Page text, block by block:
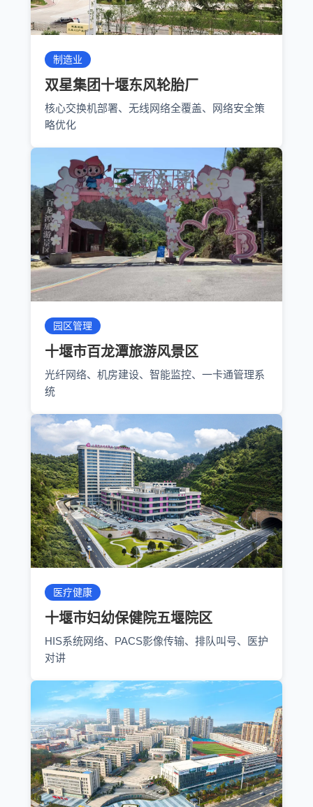
制造业
双星集团十堰东风轮胎厂
核心交换机部署、无线网络全覆盖、网络安全策
略优化
园区管理
十堰市百龙潭旅游风景区
光纤网络、机房建设、智能监控、一卡通管理系
统
医疗健康
十堰市妇幼保健院五堰院区
HIS系统网络、PACS影像传输、排队叫号、医护
对讲